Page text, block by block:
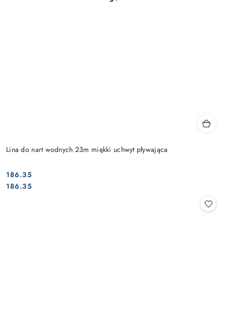
Lina do nart wodnych 23m miękki uchwyt pływająca
Cena:
186.35
Cena:
186.35